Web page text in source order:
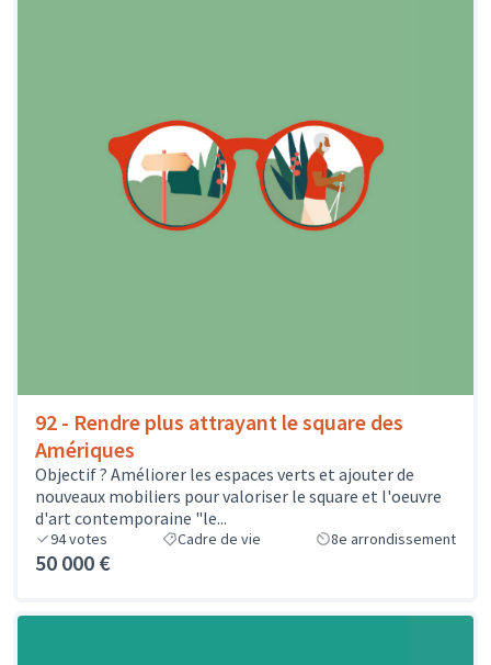
92 - Rendre plus attrayant le square des
Amériques
Objectif ? Améliorer les espaces verts et ajouter de
nouveaux mobiliers pour valoriser le square et l'oeuvre
d'art contemporaine "le...
94votes Cadre de vie 8e arrondissement
50 000 €